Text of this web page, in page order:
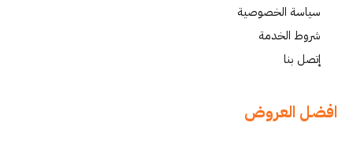
سياسة الخصوصية
شروط الخدمة
إتصل بنا
افضل العروض